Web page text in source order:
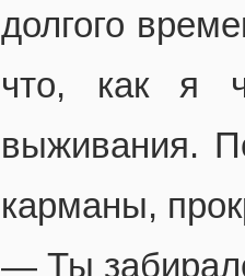
долгого
что, как я
выживания.
карманы,
— Ты